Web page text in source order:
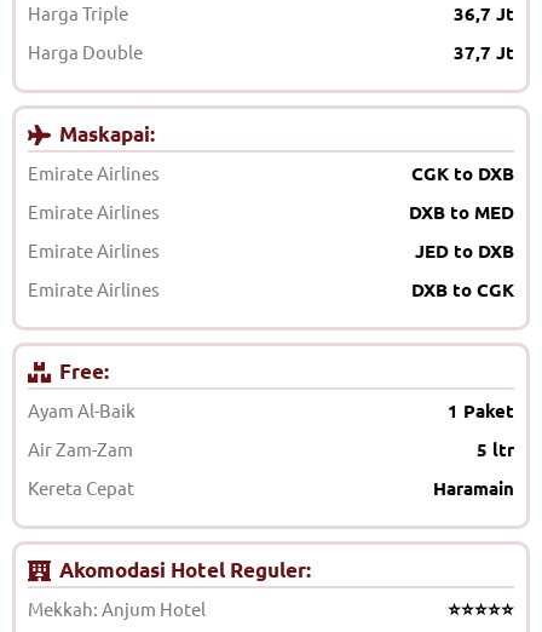
Harga Triple 36,7 Jt
Harga Double 37,7 Jt
Maskapai:
Emirate Airlines CGK to DXB
Emirate Airlines DXB to MED
Emirate Airlines JED to DXB
Emirate Airlines DXB to CGK
Free:
Ayam Al-Baik 1 Paket
Air Zam-Zam 5 ltr
Kereta Cepat Haramain
Akomodasi Hotel Reguler:
Mekkah: Anjum Hotel ⭐⭐⭐⭐⭐